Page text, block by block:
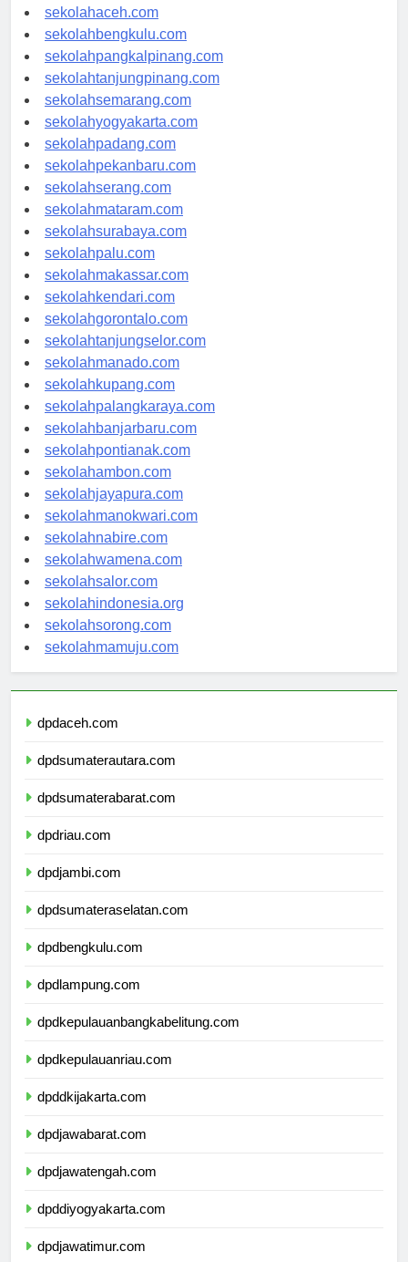
sekolahmedan.com
sekolahaceh.com
sekolahbengkulu.com
sekolahpangkalpinang.com
sekolahtanjungpinang.com
sekolahsemarang.com
sekolahyogyakarta.com
sekolahpadang.com
sekolahpekanbaru.com
sekolahserang.com
sekolahmataram.com
sekolahsurabaya.com
sekolahpalu.com
sekolahmakassar.com
sekolahkendari.com
sekolahgorontalo.com
sekolahtanjungselor.com
sekolahmanado.com
sekolahkupang.com
sekolahpalangkaraya.com
sekolahbanjarbaru.com
sekolahpontianak.com
sekolahambon.com
sekolahjayapura.com
sekolahmanokwari.com
sekolahnabire.com
sekolahwamena.com
sekolahsalor.com
sekolahindonesia.org
sekolahsorong.com